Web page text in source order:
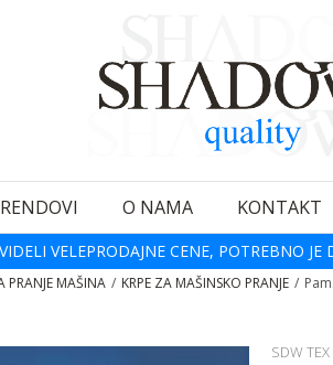
O NAMA KONTAKT
VELEPRODAJNE CENE, POTREBNO JE
PRANJE MAŠINA KRPE ZA MAŠINSKO PRANJE
SDW TEX